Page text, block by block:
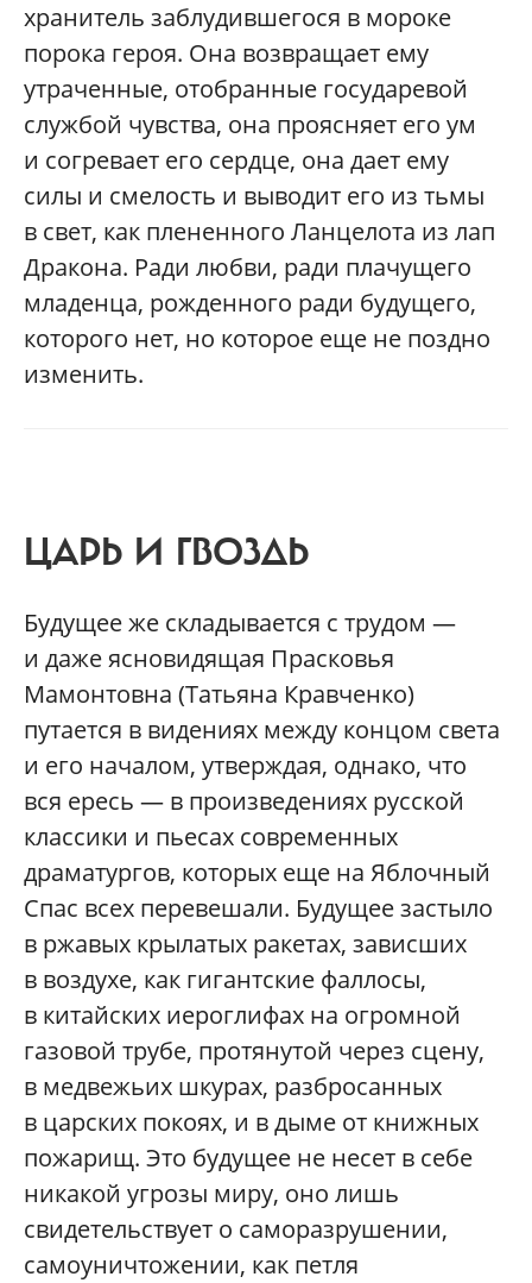
хранитель заблудившегося в мороке
порока героя. Она возвращает ему
утраченные, отобранные государевой
службой чувства, она проясняет его ум
и согревает его сердце, она дает ему
силы и смелость и выводит его из тьмы
в свет, как плененного Ланцелота из лап
Дракона. Ради любви, ради плачущего
младенца, рожденного ради будущего,
которого нет, но которое еще не поздно
изменить.
ЦАРЬ И ГВОЗДЬ
Будущее же складывается с трудом —
и даже ясновидящая Прасковья
Мамонтовна (Татьяна Кравченко)
путается в видениях между концом света
и его началом, утверждая, однако, что
вся ересь — в произведениях русской
классики и пьесах современных
драматургов, которых еще на Яблочный
Спас всех перевешали. Будущее застыло
в ржавых крылатых ракетах, зависших
в воздухе, как гигантские фаллосы,
в китайских иероглифах на огромной
газовой трубе, протянутой через сцену,
в медвежьих шкурах, разбросанных
в царских покоях, и в дыме от книжных
пожарищ. Это будущее не несет в себе
никакой угрозы миру, оно лишь
свидетельствует о саморазрушении,
самоуничтожении, как петля